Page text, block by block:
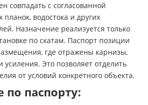
совпадать с согласованной
водостока и других
Назначение реализуется только
по скатам. Паспорт позиции
где отражены карнизы,
усиления. Это позволяет отделить
от условий конкретного объекта.
паспорту: